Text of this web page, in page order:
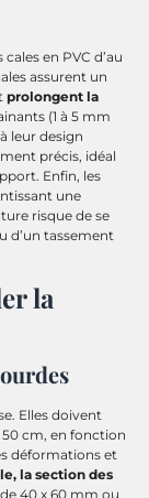
en PVC d’au
assurent un
prolongent la
(1 à 5 mm
leur design
précis, idéal
Enfin, les
une
risque de se
d’un tassement
la
Elles doivent
50 cm, en fonction
déformations et
la section des
40 x 60 mm ou